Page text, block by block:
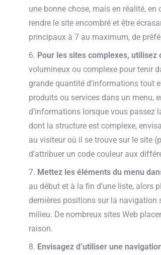
une bonne chose, mais en réalité,
rendre le site encombré et être
principaux à 7 au maximum, de
Pour les sites complexes,
volumineux ou complexe pour tenir
grande quantité d’informations tout
produits ou services dans un menu,
d’informations lorsque vous passez
dont la structure est complexe,
au visiteur où il se trouve sur le site
d’attribuer un code couleur aux
Mettez les éléments du menu
au début et à la fin d’une liste, alors
dernières positions sur la navigation
milieu. De nombreux sites Web
raison.
Envisagez d’utiliser une